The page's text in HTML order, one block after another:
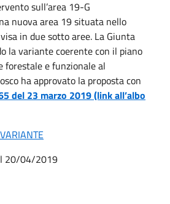
sull’area 19-G
nuova area 19 situata nello
in due sotto aree. La Giunta
la variante coerente con il piano
forestale e funzionale al
ha approvato la proposta con
del 23 marzo 2019 (link all’albo
20/04/2019